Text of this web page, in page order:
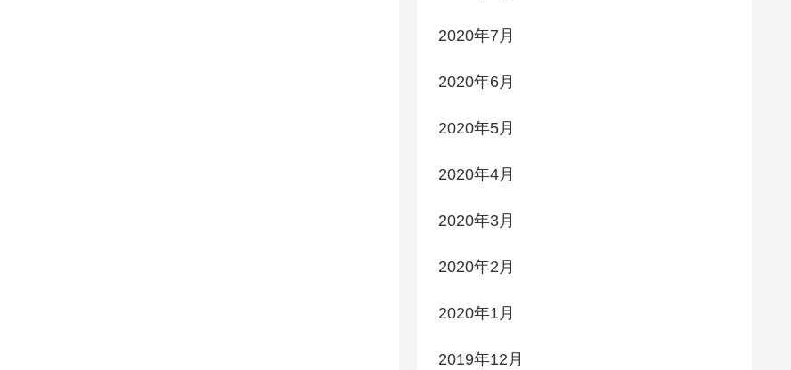
2020年7月
2020年6月
2020年5月
2020年4月
2020年3月
2020年2月
2020年1月
2019年12月